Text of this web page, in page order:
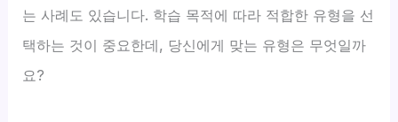
는 사례도 있습니다. 학습 목적에 따라 적합한 유형을 선
택하는 것이 중요한데, 당신에게 맞는 유형은 무엇일까
요?